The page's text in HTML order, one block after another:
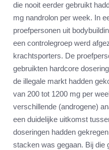
die nooit eerder gebruikt
mg nandrolon per week. In
proefpersonen uit
een controlegroep werd
krachtsporters. De
gebruikten hardcore
de illegale markt hadden
van 200 tot 1200 mg per
verschillende (androgene)
een duidelijke uitkomst
doseringen hadden
stacken was gegaan. Bij die